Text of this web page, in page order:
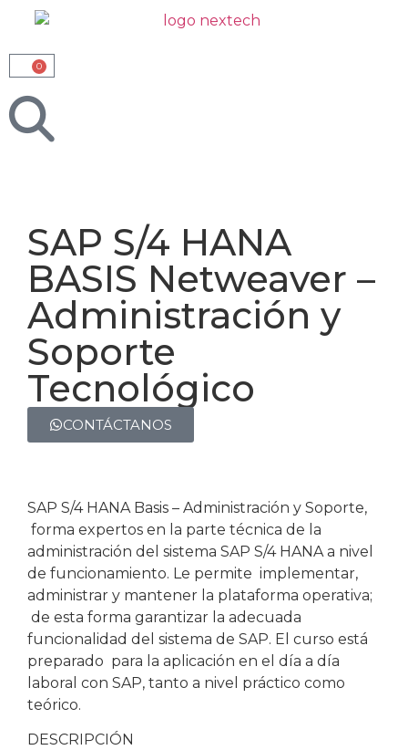
0
SAP S/4 HANA
BASIS Netweaver –
Administración y
Soporte
Tecnológico
CONTÁCTANOS
SAP S/4 HANA Basis – Administración y Soporte,
forma expertos en la parte técnica de la
administración del sistema SAP S/4 HANA a nivel
de funcionamiento. Le permite implementar,
administrar y mantener la plataforma operativa;
de esta forma garantizar la adecuada
funcionalidad del sistema de SAP. El curso está
preparado para la aplicación en el día a día
laboral con SAP, tanto a nivel práctico como
teórico.
DESCRIPCIÓN